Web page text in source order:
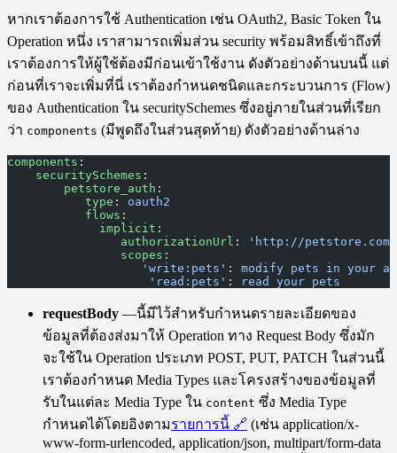
หากเราต้องการใช้ Authentication เช่น OAuth2, Basic Token ใน
Operation หนึ่ง เราสามารถเพิ่มส่วน security พร้อมสิทธิ์เข้าถึงที่
เราต้องการให้ผู้ใช้ต้องมีก่อนเข้าใช้งาน ดังตัวอย่างด้านบนนี้ แต่
ก่อนที่เราจะเพิ่มที่นี่ เราต้องกำหนดชนิดและกระบวนการ (Flow)
ของ Authentication ใน securitySchemes ซึ่งอยู่ภายในส่วนที่เรียก
ว่า components (มีพูดถึงในส่วนสุดท้าย) ดังตัวอย่างด้านล่าง
components :
    securitySchemes
:
        petstore_auth
:
           type
: oauth2
           flows
:
             implicit
:
                authorizationUrl
:
'http://
                scopes
:
                   'write:pets'
: modify pets in your
                    'read:pets'
: read your pets
requestBody —นี้มีไว้สำหรับกำหนดรายละเอียดของ
ข้อมูลที่ต้องส่งมาให้ Operation ทาง Request Body ซึ่งมัก
จะใช้ใน Operation ประเภท POST, PUT, PATCH ในส่วนนี้
เราต้องกำหนด Media Types และโครงสร้างของข้อมูลที่
รับในแต่ละ Media Type ใน content ซึ่ง Media Type
กำหนดได้โดยอิงตามรายการนี้ 🔗 (เช่น application/x-
www-form-urlencoded, application/json, multipart/form-data